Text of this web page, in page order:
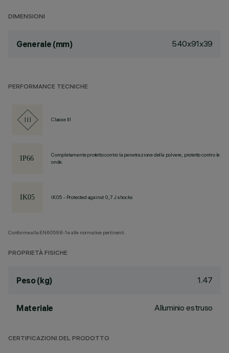
DIMENSIONI
Generale (mm) 540x91x39
PERFORMANCE TECNICHE
Classe III
Completamente protetto contro la penetrazione della polvere, protetto contro le
onde.
IK05 - Protected against 0,7 J shocks
Conforme alla EN60598-1 e alle normative pertinenti.
PROPRIETÀ FISICHE
Peso (kg) 1.47
Materiale Alluminio estruso
CERTIFICAZIONI DEL PRODOTTO